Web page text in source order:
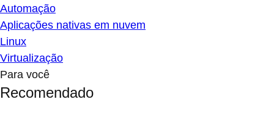
Automação
Aplicações nativas em nuvem
Linux
Virtualização
Para você
Recomendado